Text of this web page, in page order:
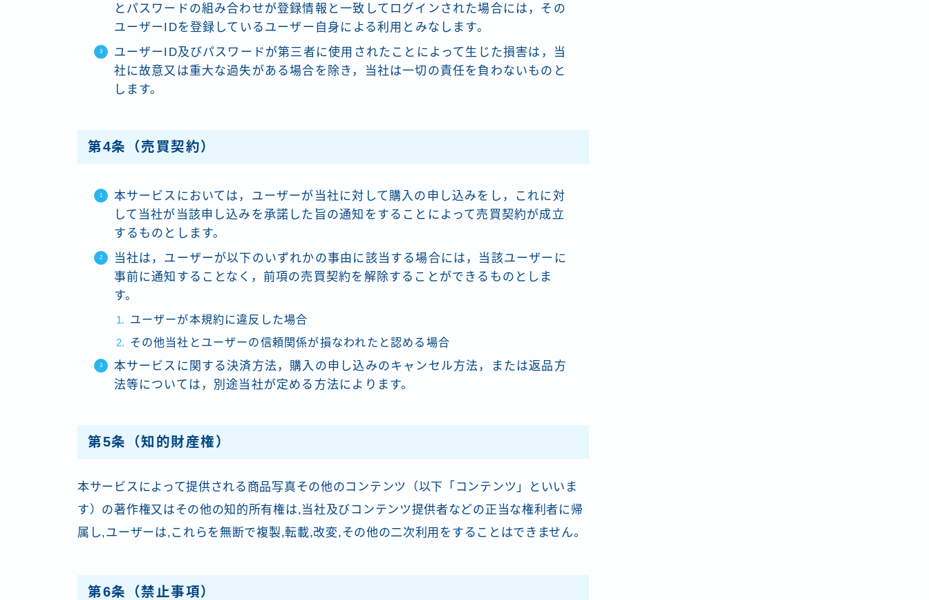
とパスワードの組み合わせが登録情報と一致してログインされた場合には，その
ユーザーIDを登録しているユーザー自身による利用とみなします。
ユーザーID及びパスワードが第三者に使用されたことによって生じた損害は，当
社に故意又は重大な過失がある場合を除き，当社は一切の責任を負わないものと
します。
第4条（売買契約）
本サービスにおいては，ユーザーが当社に対して購入の申し込みをし，これに対
して当社が当該申し込みを承諾した旨の通知をすることによって売買契約が成立
するものとします。
当社は，ユーザーが以下のいずれかの事由に該当する場合には，当該ユーザーに
事前に通知することなく，前項の売買契約を解除することができるものとしま
す。
ユーザーが本規約に違反した場合
その他当社とユーザーの信頼関係が損なわれたと認める場合
本サービスに関する決済方法，購入の申し込みのキャンセル方法，または返品方
法等については，別途当社が定める方法によります。
第5条（知的財産権）
本サービスによって提供される商品写真その他のコンテンツ（以下「コンテンツ」といいま
す）の著作権又はその他の知的所有権は,当社及びコンテンツ提供者などの正当な権利者に帰
属し,ユーザーは,これらを無断で複製,転載,改変,その他の二次利用をすることはできません。
第6条（禁止事項）